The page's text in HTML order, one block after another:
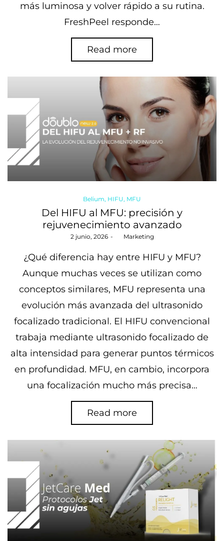
más luminosa y volver rápido a su rutina.
FreshPeel responde…
Read more
Posted
in
Belium HIFU MFU
Del HIFU al MFU: precisión y
rejuvenecimiento avanzado
Posted
2 junio, 2026 Marketing
¿Qué diferencia hay entre HIFU y MFU?
Aunque muchas veces se utilizan como
conceptos similares, MFU representa una
evolución más avanzada del ultrasonido
focalizado tradicional. El HIFU convencional
trabaja mediante ultrasonido focalizado de
alta intensidad para generar puntos térmicos
en profundidad. MFU, en cambio, incorpora
una focalización mucho más precisa…
Read more